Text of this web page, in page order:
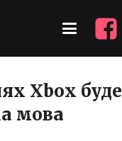
Xbox буде
мова